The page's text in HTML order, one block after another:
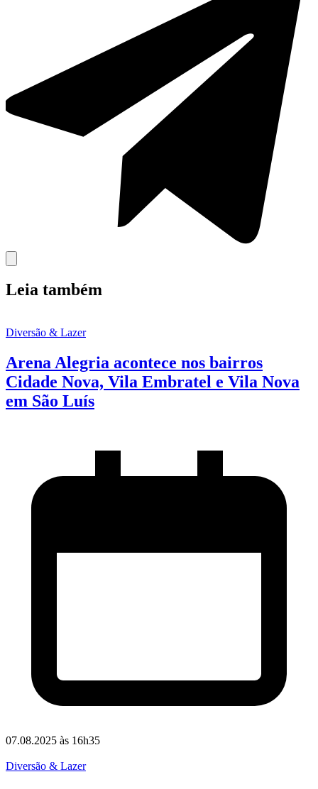
Leia também
Diversão & Lazer
Arena Alegria acontece nos bairros
Cidade Nova, Vila Embratel e Vila Nova
em São Luís
07.08.2025 às 16h35
Diversão & Lazer